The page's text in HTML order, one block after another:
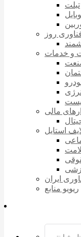
تبلت
روز
و خدمات
انرژی
مالی
استایل
ایران
ریویو منابع